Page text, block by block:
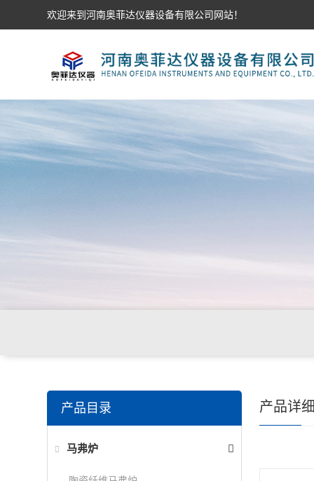
欢迎来到河南奥菲达仪器设备有限公司网站！
产品详
产品目录
马弗炉